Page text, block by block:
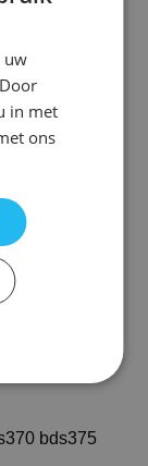
met
dit
bds375
uw
in met
ons